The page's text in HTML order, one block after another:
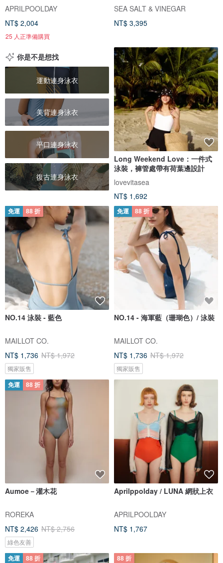
APRILPOOLDAY
NT$ 2,004
25 人正準備購買
SEA SALT & VINEGAR
NT$ 3,395
你是不是想找
運動連身泳衣
美背連身泳衣
平口連身泳衣
復古連身泳衣
Long Weekend Love：一件式
泳裝，褲管處帶有荷葉邊設計
lovevitasea
NT$ 1,692
免運 88 折
NO.14 泳裝 - 藍色
MAILLOT CO.
NT$ 1,736 NT$ 1,972
獨家販售
免運 88 折
NO.14 - 海軍藍（珊瑚色）/ 泳裝
MAILLOT CO.
NT$ 1,736 NT$ 1,972
獨家販售
免運 88 折
Aumoe－灌木花
ROREKA
NT$ 2,426 NT$ 2,756
綠色友善
Aprilppolday / LUNA 網狀上衣
APRILPOOLDAY
NT$ 1,767
免運 88 折 88 折